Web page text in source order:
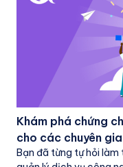
Khám phá chứng
cho các chuyên gia
Bạn đã từng tự hỏi